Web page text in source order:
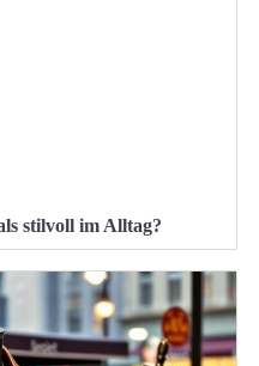
stilvoll im Alltag?